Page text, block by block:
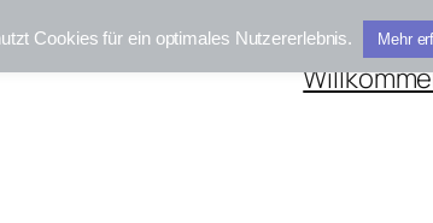
Cookies für ein optimales Nutzererlebnis. Mehr